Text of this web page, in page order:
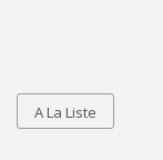
A La Liste